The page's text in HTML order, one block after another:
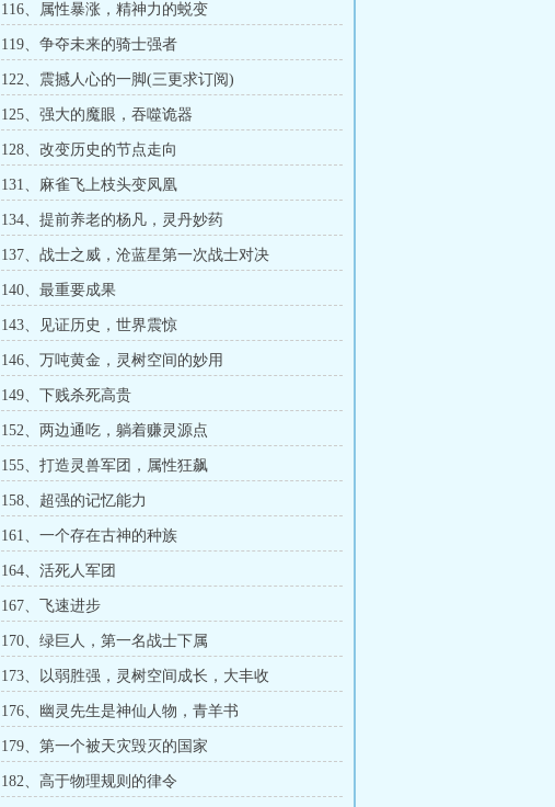
116、属性暴涨，精神力的蜕变
119、争夺未来的骑士强者
122、震撼人心的一脚(三更求订阅)
125、强大的魔眼，吞噬诡器
128、改变历史的节点走向
131、麻雀飞上枝头变凤凰
134、提前养老的杨凡，灵丹妙药
137、战士之威，沧蓝星第一次战士对决
140、最重要成果
143、见证历史，世界震惊
146、万吨黄金，灵树空间的妙用
149、下贱杀死高贵
152、两边通吃，躺着赚灵源点
155、打造灵兽军团，属性狂飙
158、超强的记忆能力
161、一个存在古神的种族
164、活死人军团
167、飞速进步
170、绿巨人，第一名战士下属
173、以弱胜强，灵树空间成长，大丰收
176、幽灵先生是神仙人物，青羊书
179、第一个被天灾毁灭的国家
182、高于物理规则的律令